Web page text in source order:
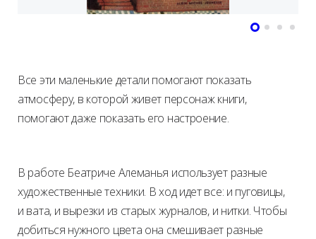
Все эти маленькие детали помогают показать
атмосферу, в которой живет персонаж книги,
помогают даже показать его настроение.
В работе Беатриче Алеманья использует разные
художественные техники. В ход идет все: и пуговицы,
и вата, и вырезки из старых журналов, и нитки. Чтобы
добиться нужного цвета она смешивает разные